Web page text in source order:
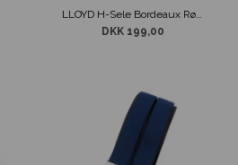
LLOYD H-Sele Bordeaux Rød Smal 120cm
DKK 199,00